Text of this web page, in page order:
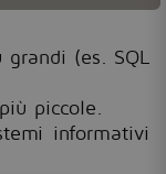
(es. SQL
piccole.
informativi